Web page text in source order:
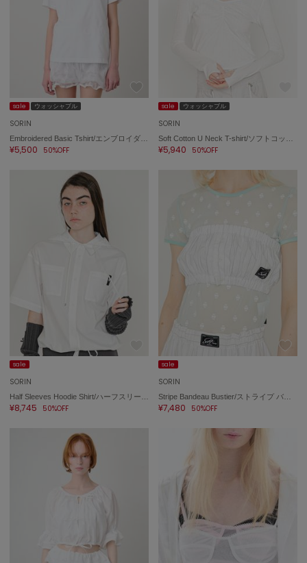
sale ウォッシャブル
SORIN
¥5,500 50%OFF
sale ウォッシャブル
SORIN
¥5,940 50%OFF
sale
SORIN
¥8,745 50%OFF
sale
SORIN
Stripe Bandeau Bustier/ストライプ バンドゥービスチェ
¥7,480 50%OFF